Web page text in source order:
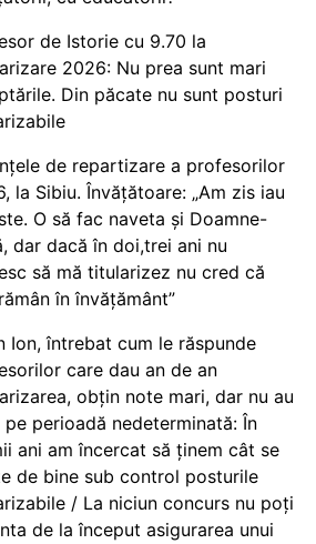
de Istorie cu 9.70 la
2026: Nu prea sunt mari
Din păcate nu sunt posturi
de repartizare a profesorilor
la Sibiu. Învățătoare: „Am zis iau
O să fac naveta și Doamne-
dar dacă în doi,trei ani nu
să mă titularizez nu cred că
în învățământ”
Ion, întrebat cum le răspunde
care dau an de an
obțin note mari, dar nu au
pe perioadă nedeterminată: În
ani am încercat să ținem cât se
de bine sub control posturile
/ La niciun concurs nu poți
de la început asigurarea unui